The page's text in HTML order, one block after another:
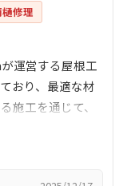
修理
運営する屋根工
おり、最適な材
施工を通じて、
す。完全自社施
つこい営業を一